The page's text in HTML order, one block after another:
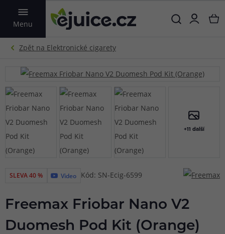
Menu
VYHLEDAT
+11 další
SLEVA 40 % Video Kód: SN-Ecig-6599
Freemax Friobar Nano V2
Duomesh Pod Kit (Orange)